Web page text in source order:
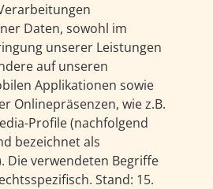
Daten, sowohl im
unserer Leistungen
auf unseren
Applikationen sowie
Onlinepräsenzen, wie z.B.
Profile (nachfolgend
bezeichnet als
Stand: 15.